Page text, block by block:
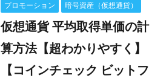
プロモーション 暗号資産（仮想通貨）
仮想通貨 平均取得単価の計
算方法【超わかりやすく】
【コインチェック ビットフ